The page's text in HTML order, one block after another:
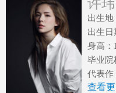
许
出生地
出生日
身高：
毕业院
华冈艺
代表作
在西元
查看更